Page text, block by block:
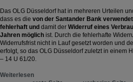
Das OLG Düsseldorf hat in mehreren Urteilen
dass es die von der Santander Bank
fehlerhaft und damit der Widerruf eines
Jahren möglich ist. Durch die fehlerhafte
Widerrufsfrist nicht in Lauf gesetzt worden und
erfolgt, so das OLG Düsseldorf zuletzt in einem
– 14 U 61/20.
Weiterlesen